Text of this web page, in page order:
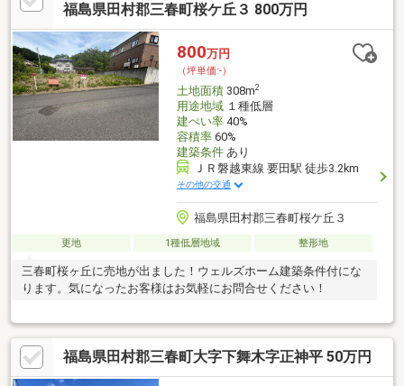
福島県田村郡三春町桜ケ丘３ 800万円
800万円
（坪単価:-）
土地面積308m2
用途地域１種低層
建ぺい率40%
容積率60%
建築条件あり
ＪＲ磐越東線 要田駅 徒歩3.2km
その他の交通
福島県田村郡三春町桜ケ丘３
更地 1種低層地域 整形地
三春町桜ヶ丘に売地が出ました！ウェルズホーム建築条件付にな
ります。気になったお客様はお気軽にお問合せください！
福島県田村郡三春町大字下舞木字正神平 50万円